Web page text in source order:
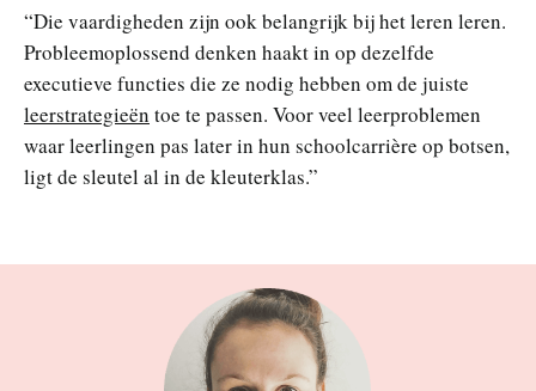
“Die vaardigheden zijn ook belangrijk bij het leren leren.
Probleemoplossend denken haakt in op dezelfde
executieve functies die ze nodig hebben om de juiste
leerstrategieën toe te passen. Voor veel leerproblemen
waar leerlingen pas later in hun schoolcarrière op botsen,
ligt de sleutel al in de kleuterklas.”